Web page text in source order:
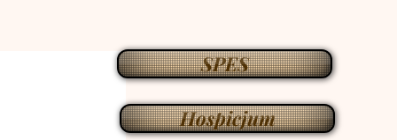
SPES
Hospicjum